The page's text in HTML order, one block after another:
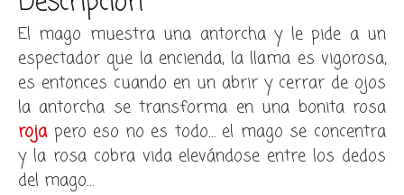
El mago muestra una antorcha y le pide a un
espectador que la encienda, la llama es vigorosa,
es entonces cuando en un abrir y cerrar de ojos
la antorcha se transforma en una bonita rosa
rojapero eso no es todo… el mago se concentra
y la rosa cobra vida elevándose entre los dedos
del mago…